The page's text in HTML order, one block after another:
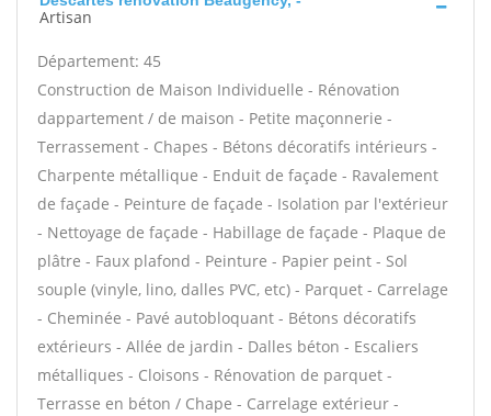
Artisan
Département: 45
Construction de Maison Individuelle - Rénovation
dappartement / de maison - Petite maçonnerie -
Terrassement - Chapes - Bétons décoratifs intérieurs -
Charpente métallique - Enduit de façade - Ravalement
de façade - Peinture de façade - Isolation par l'extérieur
- Nettoyage de façade - Habillage de façade - Plaque de
plâtre - Faux plafond - Peinture - Papier peint - Sol
souple (vinyle, lino, dalles PVC, etc) - Parquet - Carrelage
- Cheminée - Pavé autobloquant - Bétons décoratifs
extérieurs - Allée de jardin - Dalles béton - Escaliers
métalliques - Cloisons - Rénovation de parquet -
Terrasse en béton / Chape - Carrelage extérieur -